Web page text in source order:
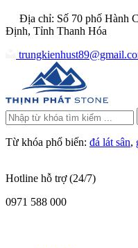
Địa chỉ: Số 70 phố Hành
Định, Tỉnh Thanh Hóa
Từ khóa phổ biến: đá lát sân,
Hotline hỗ trợ (24/7)
0971 588 000